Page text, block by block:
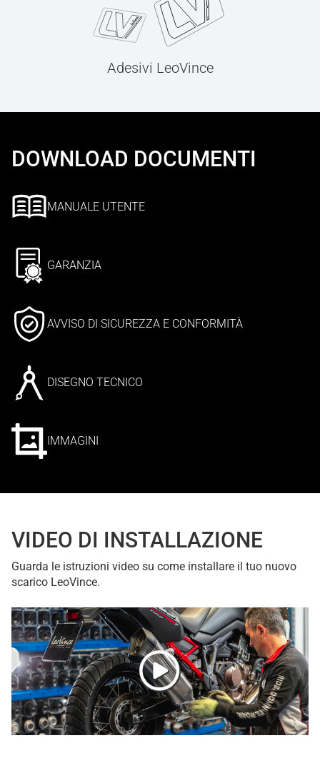
Adesivi LeoVince
DOWNLOAD DOCUMENTI
MANUALE UTENTE
GARANZIA
AVVISO DI SICUREZZA E CONFORMITÀ
DISEGNO TECNICO
IMMAGINI
VIDEO DI INSTALLAZIONE
Guarda le istruzioni video su come installare il tuo nuovo
scarico LeoVince.